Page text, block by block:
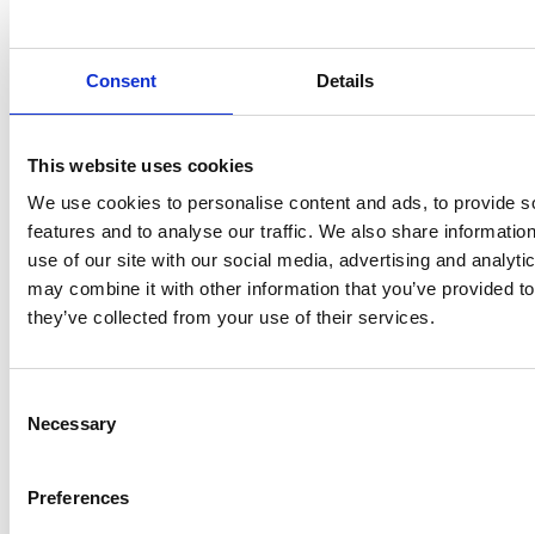
Consent Details
This website uses cookies
We use cookies to personalise content and ads, to provide
features and to analyse our traffic. We also share
use of our site with our social media, advertising and
may combine it with other information that you’ve provided
they’ve collected from your use of their services.
Selection
Necessary
Preferences
Boschdijk 766
5624 CL Eindhoven
Nederland
E-mail:info@mentechinnovation.eu
Door de website te bezoeken of te gebruiken, stem
je in met deze voorwaarden. Indien je niet akkoord
gaat, verzoeken wij je de website niet verder te
gebruiken.
producten, diensten, projecten en missie van